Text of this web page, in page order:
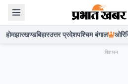
होमझारखण्डबिहारउत्तर प्रदेशपश्चिम बंगाल
विज्ञापन